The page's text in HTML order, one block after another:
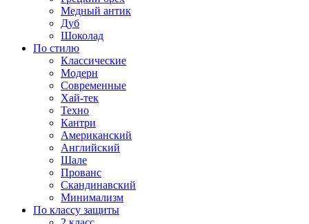
Медный антик
Дуб
Шоколад
По стилю
Классические
Модерн
Современные
Хай-тек
Техно
Кантри
Американский
Английский
Шале
Прованс
Скандинавский
Минимализм
По классу защиты